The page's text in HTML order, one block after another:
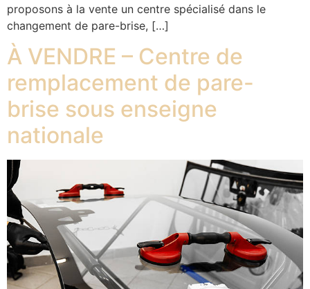
proposons à la vente un centre spécialisé dans le
changement de pare-brise, […]
À VENDRE – Centre de
remplacement de pare-
brise sous enseigne
nationale